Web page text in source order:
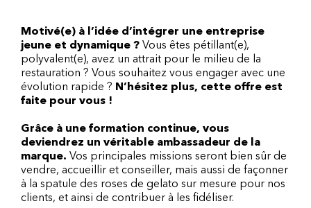
Motivé(e) à l’idée d’intégrer une entreprise
jeune et dynamique ? Vous êtes pétillant(e),
polyvalent(e), avez un attrait pour le milieu de la
restauration ? Vous souhaitez vous engager avec une
évolution rapide ? N’hésitez plus, cette offre est
faite pour vous !
Grâce à une formation continue, vous
deviendrez un véritable ambassadeur de la
marque. Vos principales missions seront bien sûr de
vendre, accueillir et conseiller, mais aussi de façonner
à la spatule des roses de gelato sur mesure pour nos
clients, et ainsi de contribuer à les fidéliser.